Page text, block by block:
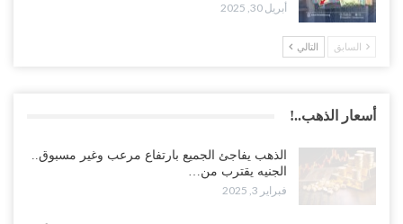
أبريل 30, 2025
السابق التالي
أسعار الذهب..!
الذهب يفاجئ الجميع بارتفاع مرعب وغير مسبوق..
الجنيه يقترب من…
فبراير 3, 2025